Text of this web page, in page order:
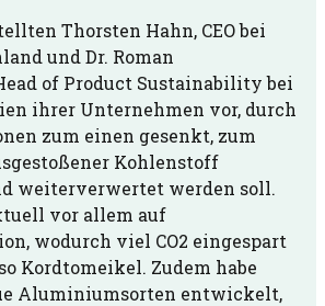
Thorsten Hahn, CEO bei
und Dr. Roman
of Product Sustainability bei
ihrer Unternehmen vor, durch
zum einen gesenkt, zum
Kohlenstoff
weiterverwertet werden soll.
vor allem auf
wodurch viel CO2 eingespart
Kordtomeikel. Zudem habe
Aluminiumsorten entwickelt,